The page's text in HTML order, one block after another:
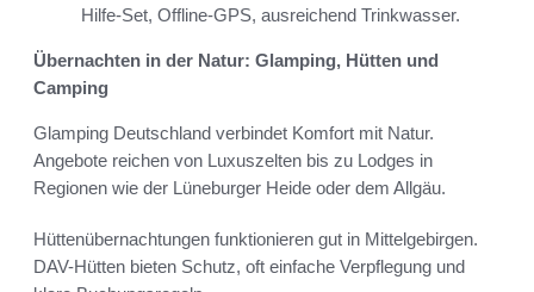
Hilfe-Set, Offline-GPS, ausreichend Trinkwasser.
Übernachten in der Natur: Glamping, Hütten und
Camping
Glamping Deutschland verbindet Komfort mit Natur.
Angebote reichen von Luxuszelten bis zu Lodges in
Regionen wie der Lüneburger Heide oder dem Allgäu.
Hüttenübernachtungen funktionieren gut in Mittelgebirgen.
DAV-Hütten bieten Schutz, oft einfache Verpflegung und